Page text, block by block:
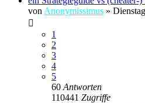
von Anonymissimus »
1
2
3
4
5
60 Antworten
110441 Zugriffe